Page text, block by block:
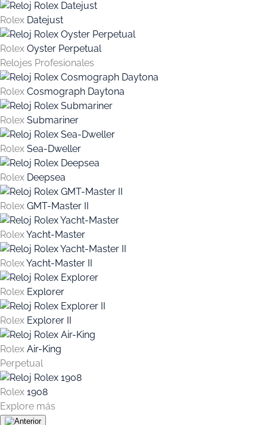
Rolex Datejust
Rolex Oyster Perpetual
Relojes Profesionales
Rolex Cosmograph Daytona
Rolex Submariner
Rolex Sea-Dweller
Rolex Deepsea
Rolex GMT-Master II
RolexYacht-Master
RolexYacht-Master II
Rolex Explorer
Rolex Explorer II
Rolex Air-King
Perpetual
Rolex 1908
Explore más